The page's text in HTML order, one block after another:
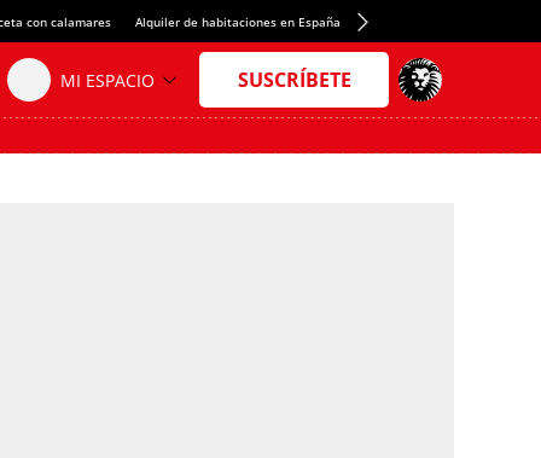
con calamares Alquiler de habitaciones en España Crédito del Spotify Camp Nou